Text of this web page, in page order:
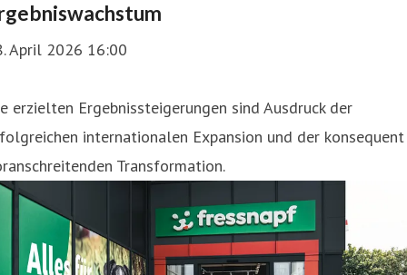
April 2026 16:00
erzielten Ergebnissteigerungen sind Ausdruck der
internationalen Expansion und der konsequent
Transformation.